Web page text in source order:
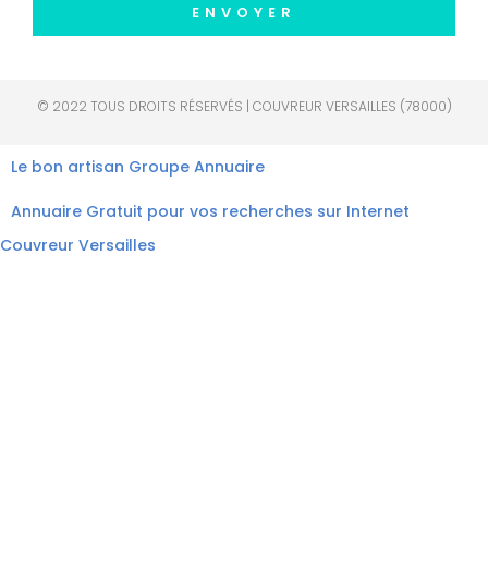
ENVOYER
© 2022 TOUS DROITS RÉSERVÉS | COUVREUR VERSAILLES (78000)
Le bon artisan Groupe Annuaire
Annuaire Gratuit pour vos recherches sur Internet
Couvreur Versailles